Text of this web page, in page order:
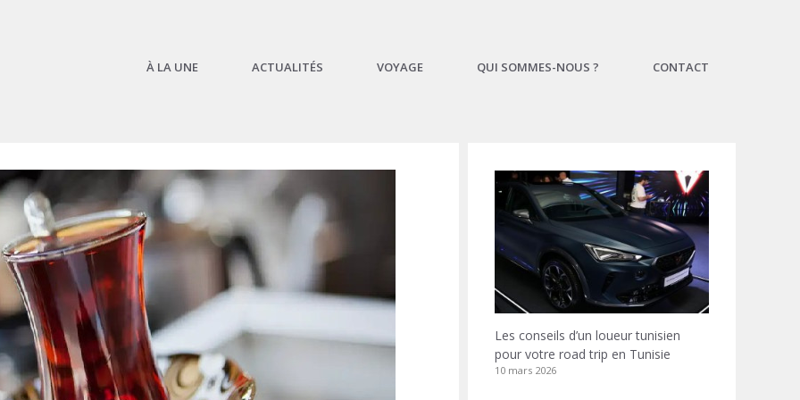
À LA UNE ACTUALITÉS VOYAGE QUI SOMMES-NOUS ? CONTACT
Les conseils d’un loueur tunisien
pour votre road trip en Tunisie
10 mars 2026